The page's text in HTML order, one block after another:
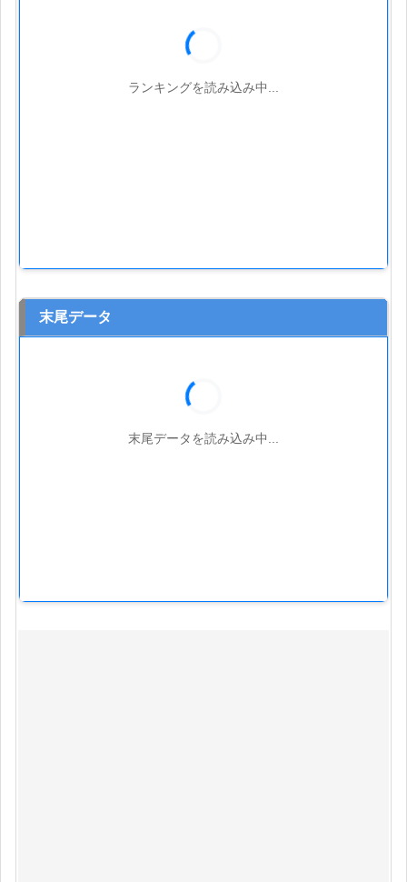
ランキングを読み込み中...
末尾データ
末尾データを読み込み中...